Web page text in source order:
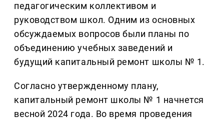
педагогическим коллективом и
руководством школ. Одним из основных
обсуждаемых вопросов были планы по
объединению учебных заведений и
будущий капитальный ремонт школы № 1.
Согласно утвержденному плану,
капитальный ремонт школы № 1 начнется
весной 2024 года. Во время проведения